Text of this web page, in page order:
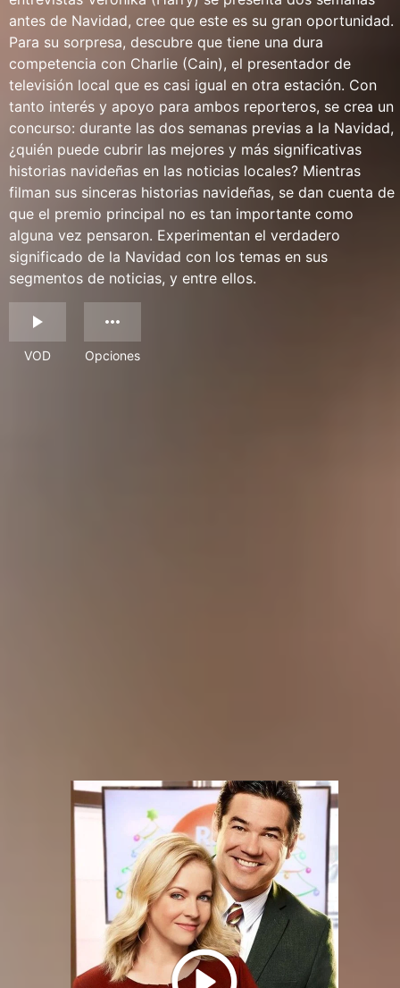
antes de Navidad, cree que este es su gran oportunidad.
Para su sorpresa, descubre que tiene una dura
competencia con Charlie (Cain), el presentador de
televisión local que es casi igual en otra estación. Con
tanto interés y apoyo para ambos reporteros, se crea un
concurso: durante las dos semanas previas a la Navidad,
¿quién puede cubrir las mejores y más significativas
historias navideñas en las noticias locales? Mientras
filman sus sinceras historias navideñas, se dan cuenta de
que el premio principal no es tan importante como
alguna vez pensaron. Experimentan el verdadero
significado de la Navidad con los temas en sus
segmentos de noticias, y entre ellos.
VOD Opciones